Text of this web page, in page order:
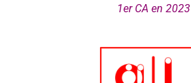
1er CA en 2023